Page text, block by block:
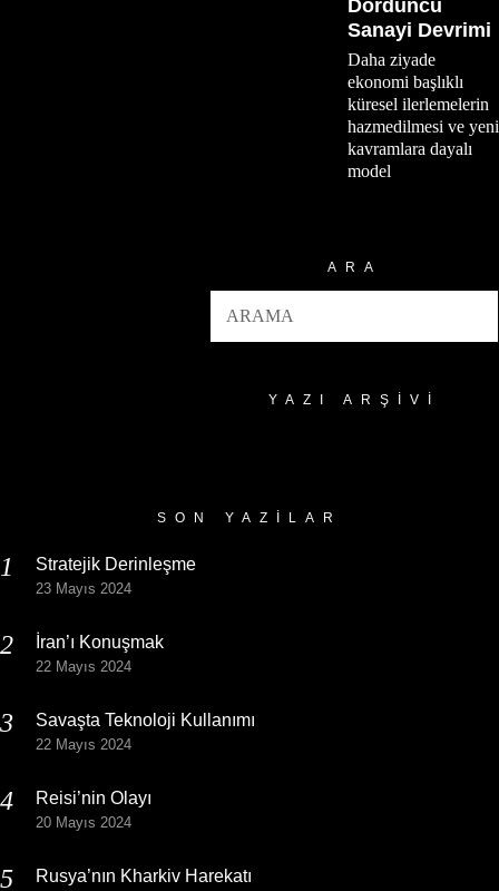
Dördüncü
Sanayi Devrimi
Daha ziyade
ekonomi başlıklı
küresel ilerlemelerin
hazmedilmesi ve yeni
kavramlara dayalı
model
ARA
YAZI ARŞIVI
SON YAZILAR
Stratejik Derinleşme
23 Mayıs 2024
İran’ı Konuşmak
22 Mayıs 2024
Savaşta Teknoloji Kullanımı
22 Mayıs 2024
Reisi’nin Olayı
20 Mayıs 2024
Rusya’nın Kharkiv Harekatı